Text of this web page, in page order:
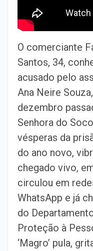
O comerciante
Santos, 34,
acusado pelo
Ana Neire
dezembro
Senhora do
vésperas da
do ano novo,
chegado vivo,
circulou em
WhatsApp e já
do
Proteção à
‘Magro’ pula,